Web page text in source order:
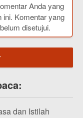
Anda yang
ini. Komentar yang
disetujui.
dan Istilah